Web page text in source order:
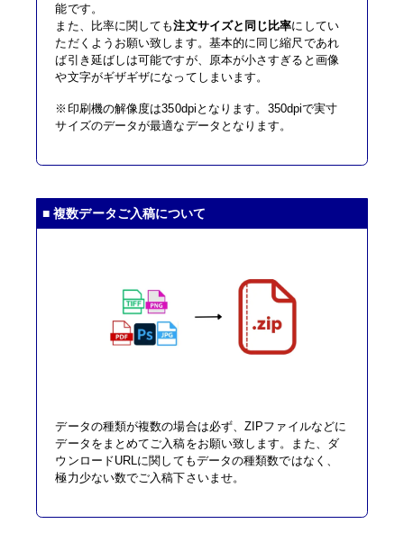
能です。
また、比率に関しても注文サイズと同じ比率にしてい
ただくようお願い致します。基本的に同じ縮尺であれ
ば引き延ばしは可能ですが、原本が小さすぎると画像
や文字がギザギザになってしまいます。
※印刷機の解像度は350dpiとなります。350dpiで実寸
サイズのデータが最適なデータとなります。
■ 複数データご入稿について
データの種類が複数の場合は必ず、ZIPファイルなどに
データをまとめてご入稿をお願い致します。また、ダ
ウンロードURLに関してもデータの種類数ではなく、
極力少ない数でご入稿下さいませ。